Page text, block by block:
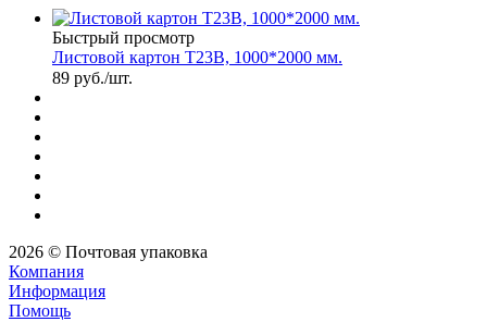
Быстрый просмотр
Листовой картон Т23В, 1000*2000 мм.
89 руб./шт.
2026 © Почтовая упаковка
Компания
Информация
Помощь